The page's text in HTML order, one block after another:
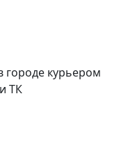
городе курьером
ТК